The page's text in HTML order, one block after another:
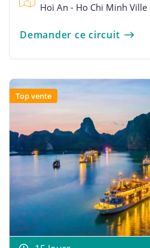
Hoi An - Ho Chi Minh
Demander ce circuit
Top vente